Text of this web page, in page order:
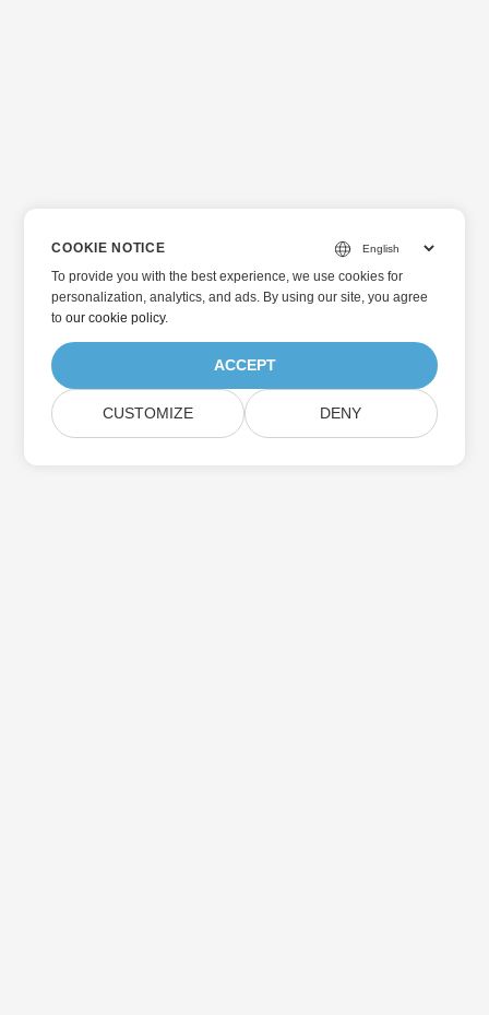
COOKIE NOTICE
To provide you with the best experience, we use cookies for
personalization, analytics, and ads. By using our site, you agree
toour cookie policy.
ACCEPT
CUSTOMIZE DENY